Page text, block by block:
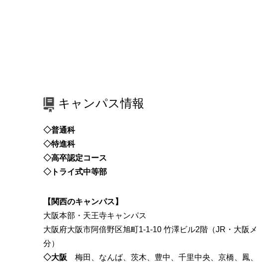
キャンパス情報
◇普通科
◇特進科
◇高卒認定コース
◇トライ式中等部
【関西のキャンパス】
大阪本部・天王寺キャンパス
大阪府大阪市阿倍野区旭町1-1-10 竹澤ビル2階（JR・大阪
分）
◇大阪 梅田、なんば、茨木、豊中、千里中央、京橋、鳳